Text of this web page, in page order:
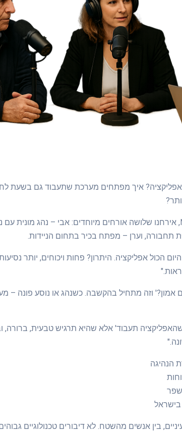
איך מפתחים מערכת שתעבוד גם בשעת
תחבורה, וערן – מפתח בכיר בתחום הניידות.
הכול אפליקציה. היתרון? פחות ויכוחים, יותר
אמון?' וזה מתחיל בהקשבה. כשנהג או נוסע פונה –
תעבוד' אלא שהיא תרגיש טבעית, ברורה,
הנהיגה
בין אנשים מהשטח. לא דיבורים טכנולוגיים